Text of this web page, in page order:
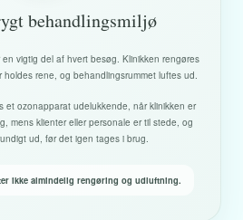
behandlingsmiljø
vigtig del af hvert besøg. Klinikken rengøres
rene, og behandlingsrummet luftes ud.
et ozonapparat udelukkende, når klinikken er
mens klienter eller personale er til stede, og
ud, før det igen tages i brug.
ikke almindelig rengøring og udluftning.